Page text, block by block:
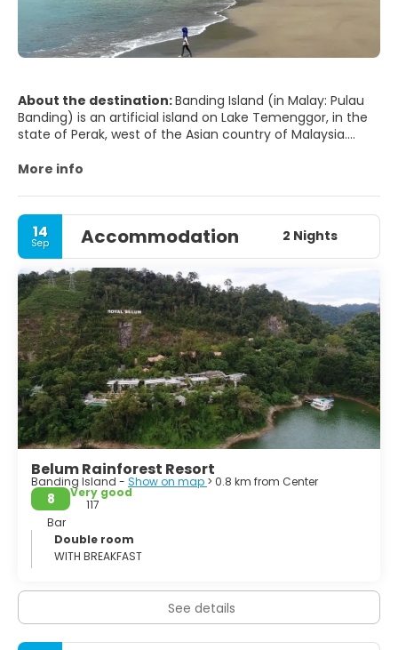
About the destination:Banding Island (in Malay: Pulau
Banding) is an artificial island on Lake Temenggor, in the
state of Perak, west of the Asian country of Malaysia.
Temengor, which is located halfway between the east
More info
14
Sep Accommodation 2 Nights
Belum Rainforest Resort
Banding Island - Show on map > 0.8 km from Center
8
Very good
117
Bar
Double room
WITH BREAKFAST
See details